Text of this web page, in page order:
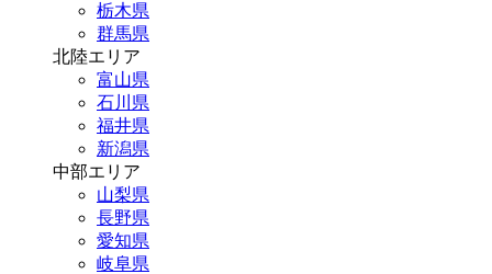
栃木県
群馬県
北陸エリア
富山県
石川県
福井県
新潟県
中部エリア
山梨県
長野県
愛知県
岐阜県